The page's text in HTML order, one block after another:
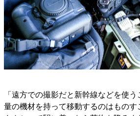
「遠方での撮影だと新幹線などを使
量の機材を持って移動するのはものす